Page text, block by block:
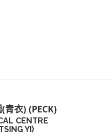
青衣) (PECK)
CENTRE
YI)